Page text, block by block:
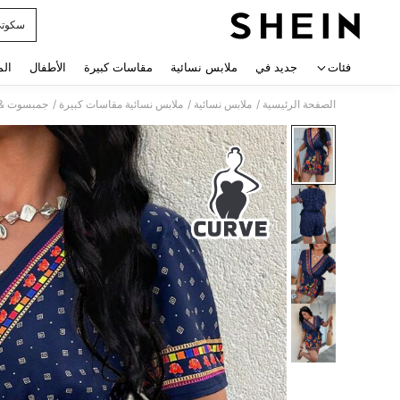
فئات جديد في ملابس نسائية مقاسات كبيرة الأطفال
الصفحة الرئيسية / ملابس نسائية / ملابس نسائية مقاسات كبيرة / جمبسوت &